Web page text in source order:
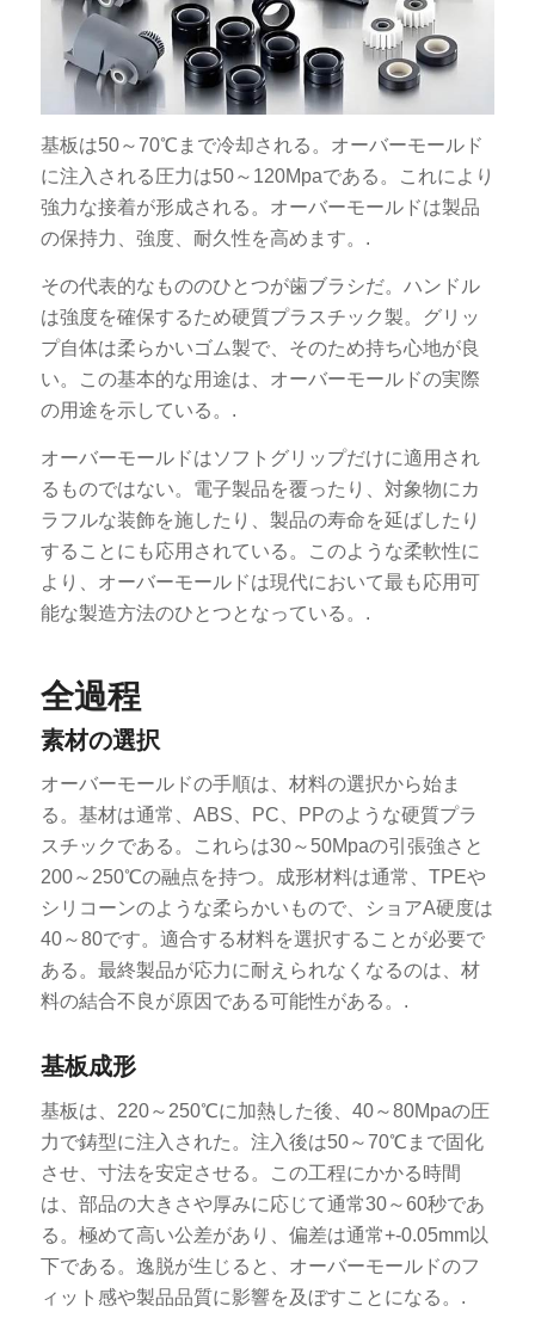
基板は50～70℃まで冷却される。オーバーモールド
に注入される圧力は50～120Mpaである。これにより
強力な接着が形成される。オーバーモールドは製品
の保持力、強度、耐久性を高めます。.
その代表的なもののひとつが歯ブラシだ。ハンドル
は強度を確保するため硬質プラスチック製。グリッ
プ自体は柔らかいゴム製で、そのため持ち心地が良
い。この基本的な用途は、オーバーモールドの実際
の用途を示している。.
オーバーモールドはソフトグリップだけに適用され
るものではない。電子製品を覆ったり、対象物にカ
ラフルな装飾を施したり、製品の寿命を延ばしたり
することにも応用されている。このような柔軟性に
より、オーバーモールドは現代において最も応用可
能な製造方法のひとつとなっている。.
全過程
素材の選択
オーバーモールドの手順は、材料の選択から始ま
る。基材は通常、ABS、PC、PPのような硬質プラ
スチックである。これらは30～50Mpaの引張強さと
200～250℃の融点を持つ。成形材料は通常、TPEや
シリコーンのような柔らかいもので、ショアA硬度は
40～80です。適合する材料を選択することが必要で
ある。最終製品が応力に耐えられなくなるのは、材
料の結合不良が原因である可能性がある。.
基板成形
基板は、220～250℃に加熱した後、40～80Mpaの圧
力で鋳型に注入された。注入後は50～70℃まで固化
させ、寸法を安定させる。この工程にかかる時間
は、部品の大きさや厚みに応じて通常30～60秒であ
る。極めて高い公差があり、偏差は通常+-0.05mm以
下である。逸脱が生じると、オーバーモールドのフ
ィット感や製品品質に影響を及ぼすことになる。.